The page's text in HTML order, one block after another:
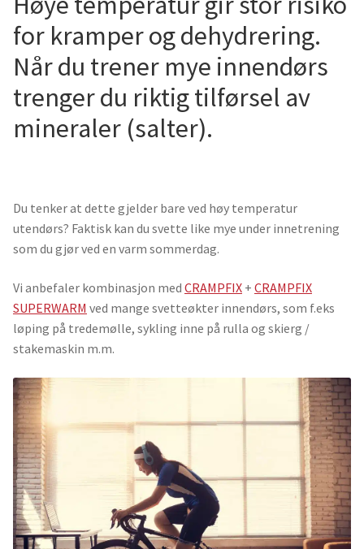
for kramper og dehydrering.
Når du trener mye innendørs
trenger du riktig tilførsel av
mineraler (salter).
Du tenker at dette gjelder bare ved høy temperatur
utendørs? Faktisk kan du svette like mye under innetrening
som du gjør ved en varm sommerdag.
Vi anbefaler kombinasjon med CRAMPFIX + CRAMPFIX
SUPERWARM ved mange svetteøkter innendørs, som f.eks
løping på tredemølle, sykling inne på rulla og skierg /
stakemaskin m.m.